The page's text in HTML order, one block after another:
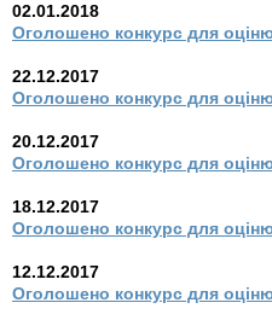
02.01.2018
Оголошено конкурс для
22.12.2017
Оголошено конкурс для
20.12.2017
Оголошено конкурс для
18.12.2017
Оголошено конкурс для
12.12.2017
Оголошено конкурс для